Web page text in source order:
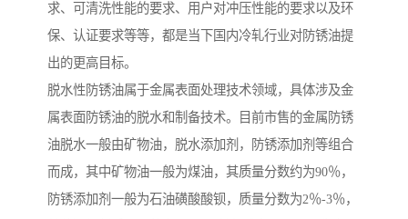
求、可清洗性能的要求、用户对冲压性能的要求以及环
保、认证要求等等，都是当下国内冷轧行业对防锈油提
出的更高目标。
脱水性防锈油属于金属表面处理技术领域，具体涉及金
属表面防锈油的脱水和制备技术。目前市售的金属防锈
油脱水一般由矿物油，脱水添加剂，防锈添加剂等组合
而成，其中矿物油一般为煤油，其质量分数约为90％，
防锈添加剂一般为石油磺酸酸钡，质量分数为2％-3％，